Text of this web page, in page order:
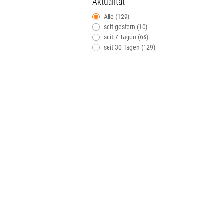
Alle (129)
seit gestern (10)
seit 7 Tagen (68)
seit 30 Tagen (129)